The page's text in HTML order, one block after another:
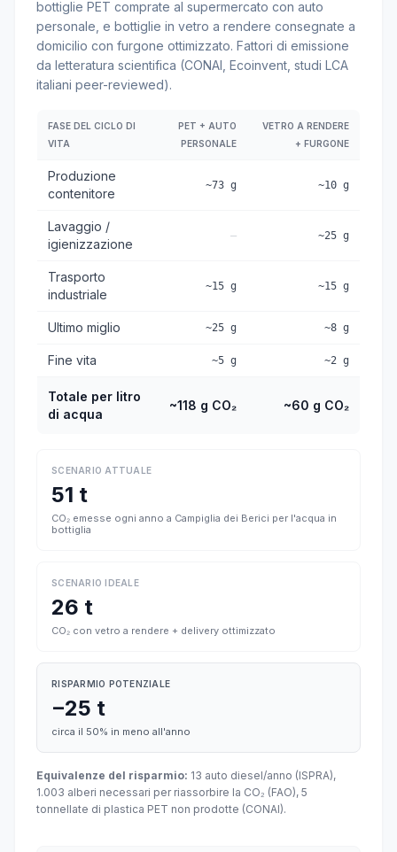
bottiglie PET comprate al supermercato con auto
personale, e bottiglie in vetro a rendere consegnate a
domicilio con furgone ottimizzato. Fattori di emissione
da letteratura scientifica (CONAI, Ecoinvent, studi LCA
italiani peer-reviewed).
FASE DEL CICLO DI
VITA
PET + AUTO
PERSONALE
VETRO A RENDERE
+ FURGONE
Produzione
contenitore
~73 g ~10 g
Lavaggio /
igienizzazione
— ~25 g
Trasporto
industriale
~15 g ~15 g
Ultimo miglio ~25 g ~8 g
Fine vita ~5 g ~2 g
Totale per litro
di acqua
~118 g CO₂ ~60 g CO₂
SCENARIO ATTUALE
51 t
CO₂ emesse ogni anno a Campiglia dei Berici per l'acqua in
bottiglia
SCENARIO IDEALE
26 t
CO₂ con vetro a rendere + delivery ottimizzato
RISPARMIO POTENZIALE
−25 t
circa il 50% in meno all'anno
Equivalenze del risparmio: 13 auto diesel/anno (ISPRA),
1.003 alberi necessari per riassorbire la CO₂ (FAO), 5
tonnellate di plastica PET non prodotte (CONAI).